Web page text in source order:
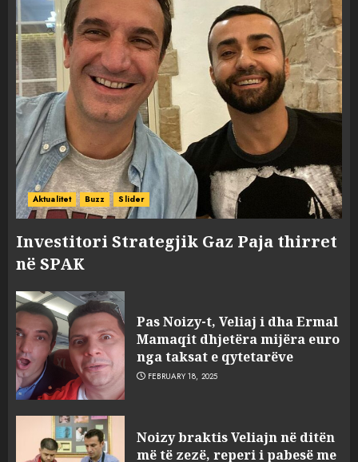
Aktualitet Buzz Slider
Investitori Strategjik Gaz Paja thirret
në SPAK
Pas Noizy-t, Veliaj i dha Ermal
Mamaqit dhjetëra mijëra euro
nga taksat e qytetarëve
FEBRUARY 18, 2025
Noizy braktis Veliajn në ditën
më të zezë, reperi i pabesë me
sulmuan “One Albania”,
ngjarja u fsheh. A u vodhën